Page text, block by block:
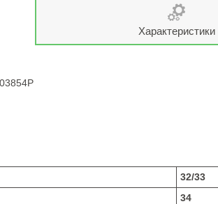
Характеристики
32/33
34